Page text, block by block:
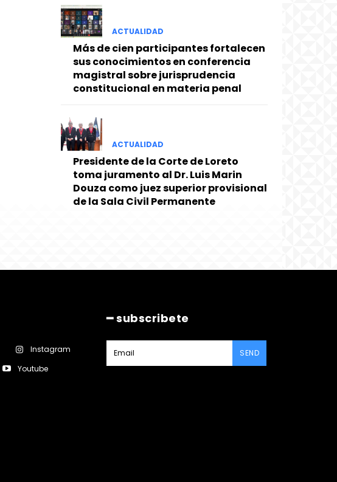
ACTUALIDAD
Más de cien participantes fortalecen
sus conocimientos en conferencia
magistral sobre jurisprudencia
constitucional en materia penal
ACTUALIDAD
Presidente de la Corte de Loreto
toma juramento al Dr. Luis Marin
Douza como juez superior provisional
de la Sala Civil Permanente
Instagram
Youtube
━ subscribete
SEND